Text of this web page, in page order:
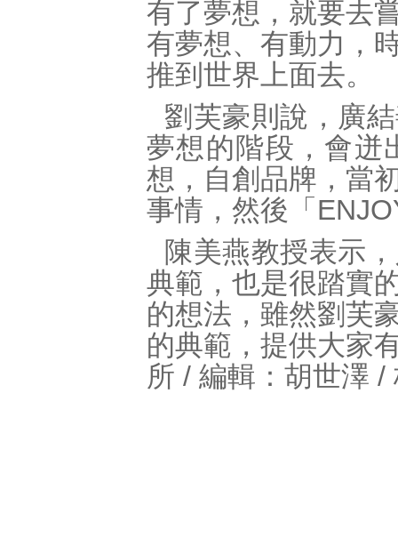
有了夢想，就要去
有夢想、有動力，
推到世界上面去。
劉芙豪則說，廣
夢想的階段，會迸
想，自創品牌，當
事情，然後「
陳美燕教授表示
典範，也是很踏實
的想法，雖然劉芙
的典範，提供大家
所 / 編輯：胡世澤 /